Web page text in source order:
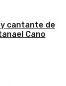
cantante de
Cano